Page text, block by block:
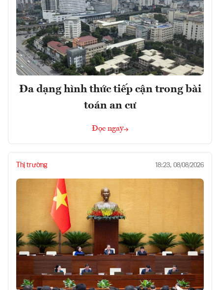
Đa dạng hình thức tiếp cận trong bài
toán an cư
Đọc ngay
Thị trường 18:23, 08/08/2026